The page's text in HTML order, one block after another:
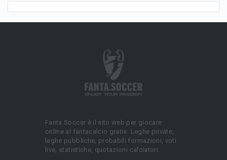
Fanta.Soccer è il sito web per giocare
online al fantacalcio gratis. Leghe private,
leghe pubbliche, probabili formazioni, voti
live, statistiche, quotazioni calciatori.